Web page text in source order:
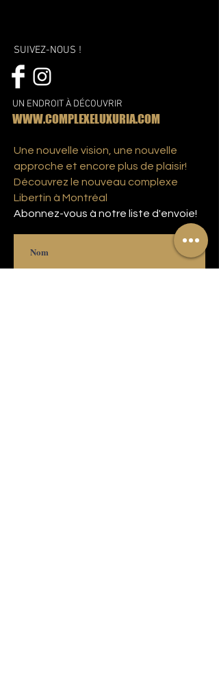
SUIVEZ-NOUS !
UN ENDROIT À DÉCOUVRIR
WWW.COMPLEXELUXURIA.COM
Une nouvelle vision, une nouvelle
approche et encore plus de plaisir!
Découvrez le nouveau complexe
Libertin à Montréal
Abonnez-vous à notre liste d'envoie!